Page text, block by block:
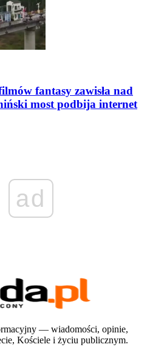
fantasy zawisła nad
most podbija internet
ad
— wiadomości, opinie,
Kościele i życiu publicznym.